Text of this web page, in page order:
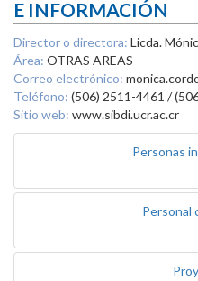
E INFORMACIÓN
Director o directora: Licda.
Área: OTRAS AREAS
Correo electrónico:
Teléfono: (506) 2511-4461 /
Sitio web: www.sibdi.ucr.ac.cr
Personas
Personal